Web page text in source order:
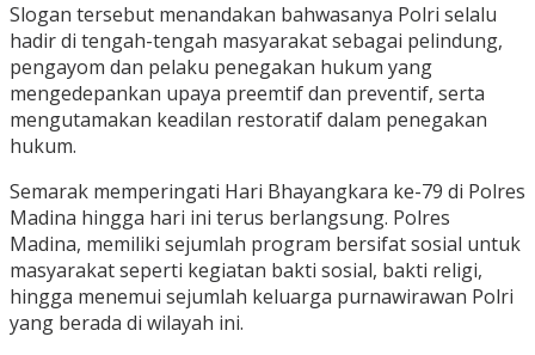
Slogan tersebut menandakan bahwasanya Polri selalu
hadir di tengah-tengah masyarakat sebagai pelindung,
pengayom dan pelaku penegakan hukum yang
mengedepankan upaya preemtif dan preventif, serta
mengutamakan keadilan restoratif dalam penegakan
hukum.
Semarak memperingati Hari Bhayangkara ke-79 di Polres
Madina hingga hari ini terus berlangsung. Polres
Madina, memiliki sejumlah program bersifat sosial untuk
masyarakat seperti kegiatan bakti sosial, bakti religi,
hingga menemui sejumlah keluarga purnawirawan Polri
yang berada di wilayah ini.